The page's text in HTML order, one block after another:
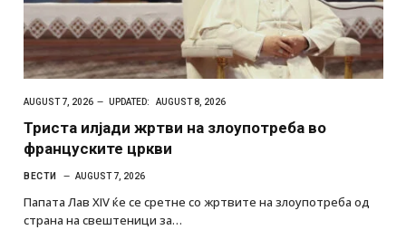
AUGUST 7, 2026 UPDATED: AUGUST 8, 2026
Триста илјади жртви на злоупотреба во
француските цркви
ВЕСТИ AUGUST 7, 2026
Папата Лав XIV ќе се сретне со жртвите на злоупотреба од
страна на свештеници за…